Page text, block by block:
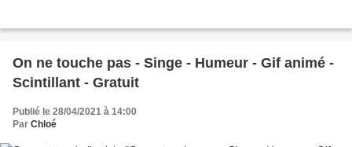
On ne touche pas - Singe - Humeur - Gif animé -
Scintillant - Gratuit
Publié le 28/04/2021 à 14:00
Par Chloé